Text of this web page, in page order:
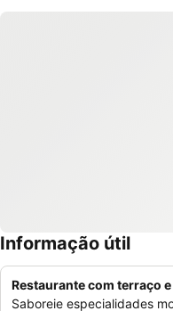
Informação útil
Restaurante com terraço
Saboreie especialidades